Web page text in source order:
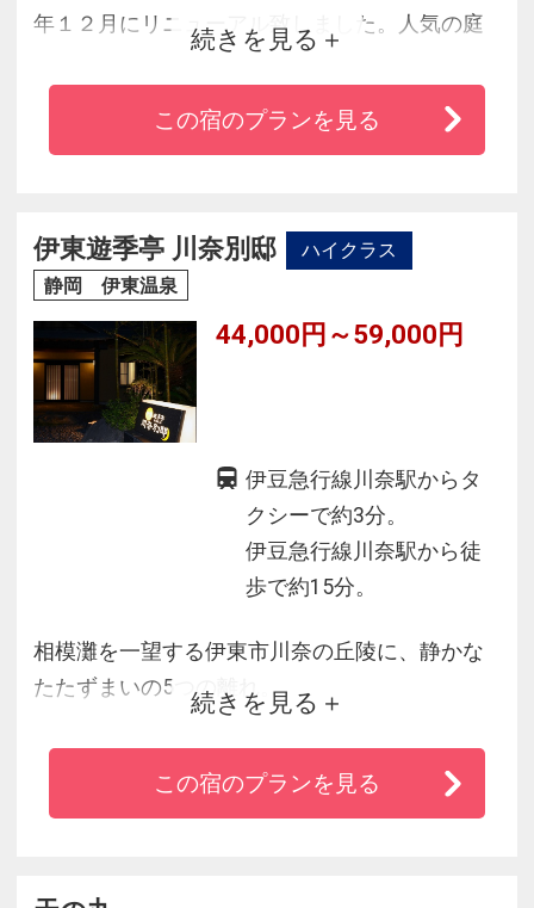
年１２月にリニューアル致しました。人気の庭
園付露天風呂客室の増室、大浴場には里山風景
を取り込み、内湯との一体感を培った解放感豊
かな露天風呂が併設されました。提供するお料
ある里山で思い思いの里山時間をお過ごし下さ
い。
続きを見る
この宿のプランを見る
伊東遊季亭 川奈別邸
ハイクラス
静岡 伊東温泉
44,000円～59,000円
伊豆急行線川奈駅からタ
クシーで約3分。
伊豆急行線川奈駅から徒
歩で約15分。
相模灘を一望する伊東市川奈の丘陵に、静かな
たたずまいの5つの離れ。
渾々と湧き出る豊澗な温泉、全ての浴槽は源泉
掛け流し、客室内に専用露天風呂と檜の内風
呂、さらに特別室には庭園に大きな専用露天風
東遊季亭 川奈別邸」で、ワンランク上のくつろ
続きを見る
この宿のプランを見る